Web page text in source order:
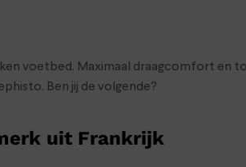
voetbed. Maximaal draagcomfort en
Ben jij de volgende?
uit Frankrijk